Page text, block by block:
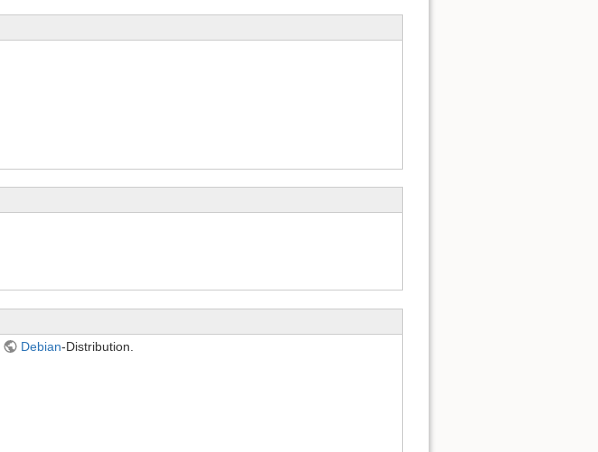
Debian-Distribution.